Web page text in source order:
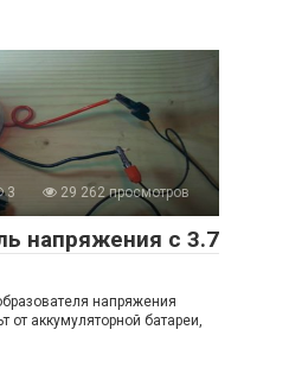
3
29 262 просмотров
напряжения с 3.7
напряжения
от аккумуляторной батареи,